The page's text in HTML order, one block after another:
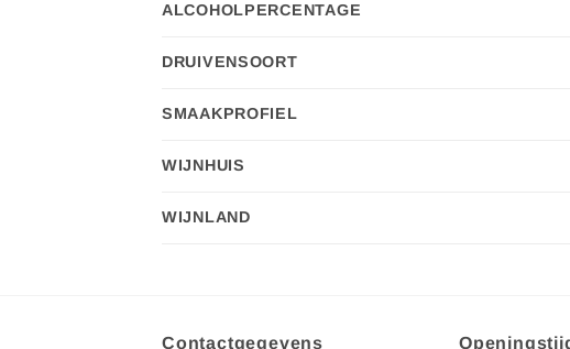
ALCOHOLPERCENTAGE
DRUIVENSOORT
SMAAKPROFIEL
WIJNHUIS
WIJNLAND
Contactgegevens